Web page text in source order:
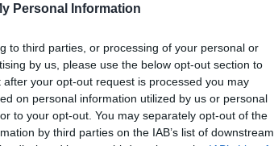
Personal Information
to third parties, or processing of your personal or
by us, please use the below opt-out section to
your opt-out request is processed you may
on personal information utilized by us or personal
to your opt-out. You may separately opt-out of the
by third parties on the IAB’s list of downstream